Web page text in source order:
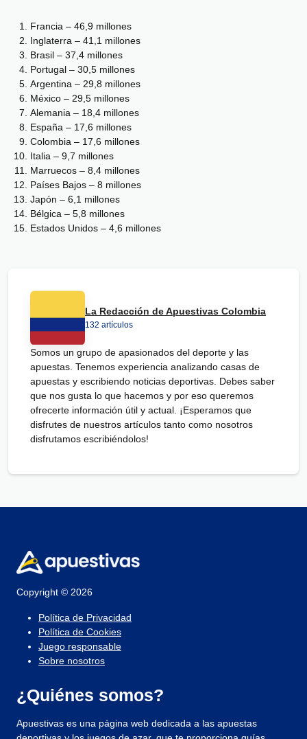
Francia – 46,9 millones
Inglaterra – 41,1 millones
Brasil – 37,4 millones
Portugal – 30,5 millones
Argentina – 29,8 millones
México – 29,5 millones
Alemania – 18,4 millones
España – 17,6 millones
Colombia – 17,6 millones
Italia – 9,7 millones
Marruecos – 8,4 millones
Países Bajos – 8 millones
Japón – 6,1 millones
Bélgica – 5,8 millones
Estados Unidos – 4,6 millones
La Redacción de Apuestivas Colombia
132 artículos
Somos un grupo de apasionados del deporte y las
apuestas. Tenemos experiencia analizando casas de
apuestas y escribiendo noticias deportivas. Debes saber
que nos gusta lo que hacemos y por eso queremos
ofrecerte información útil y actual. ¡Esperamos que
disfrutes de nuestros artículos tanto como nosotros
disfrutamos escribiéndolos!
Copyright © 2026
Política de Privacidad
Política de Cookies
Juego responsable
Sobre nosotros
¿Quiénes somos?
Apuestivas es una página web dedicada a las apuestas